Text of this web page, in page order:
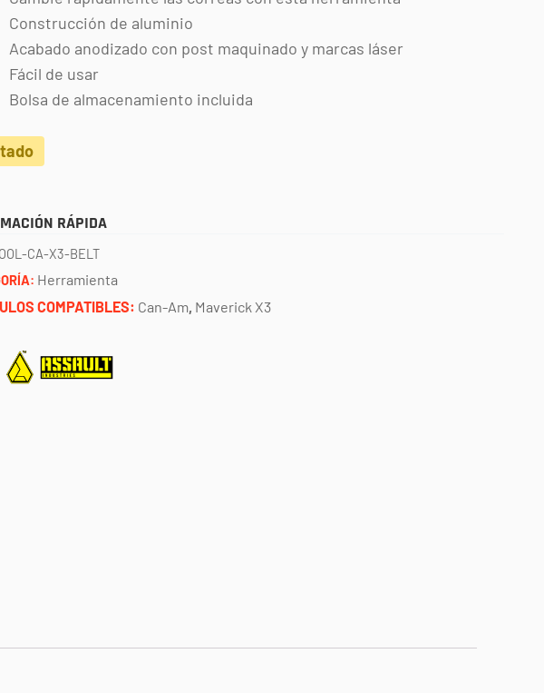
Construcción de aluminio
Acabado anodizado con post maquinado y marcas láser
Fácil de usar
Bolsa de almacenamiento incluida
RÁPIDA
CA-X3-BELT
Herramienta
COMPATIBLES: Can-Am, Maverick X3